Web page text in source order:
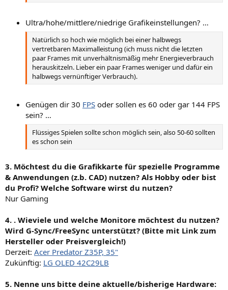
Ultra/hohe/mittlere/niedrige Grafikeinstellungen? …
Natürlich so hoch wie möglich bei einer halbwegs
vertretbaren Maximalleistung (ich muss nicht die letzten
paar Frames mit unverhältnismäßig mehr Energieverbrauch
herauskitzeln. Lieber ein paar Frames weniger und dafür ein
halbwegs vernünftiger Verbrauch).
Genügen dir 30 FPS oder sollen es 60 oder gar 144 FPS
sein? …
Flüssiges Spielen sollte schon möglich sein, also 50-60 sollten
es schon sein
3. Möchtest du die Grafikkarte für spezielle Programme
& Anwendungen (z.b. CAD) nutzen? Als Hobby oder bist
du Profi? Welche Software wirst du nutzen?
Nur Gaming
4. . Wieviele und welche Monitore möchtest du nutzen?
Wird G-Sync/FreeSync unterstützt? (Bitte mit Link zum
Hersteller oder Preisvergleich!)
Derzeit: Acer Predator Z35P, 35"
Zukünftig: LG OLED 42C29LB
5. Nenne uns bitte deine aktuelle/bisherige Hardware: